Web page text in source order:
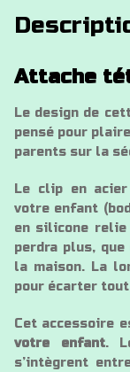
Attache
Le design de
pensé pour
parents sur la
Le clip en
votre enfant
en silicone
perdra plus,
la maison. La
pour écarter tout
Cet accessoire
votre enfant.
s’intègrent